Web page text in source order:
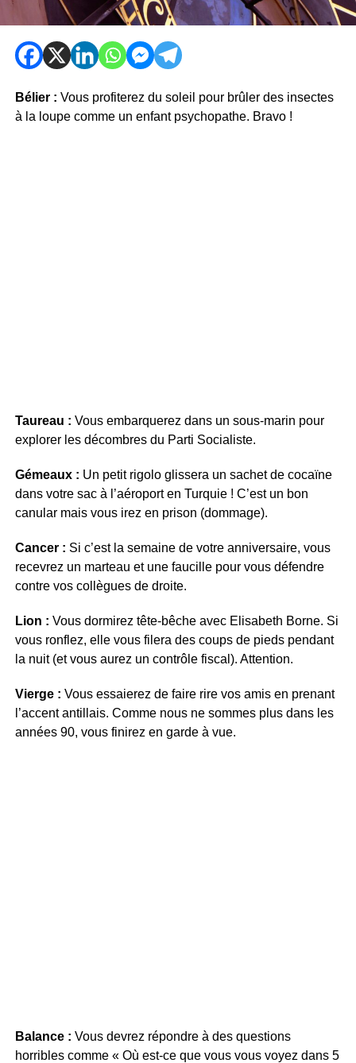
Bélier : Vous profiterez du soleil pour brûler des insectes
à la loupe comme un enfant psychopathe. Bravo !
Taureau : Vous embarquerez dans un sous-marin pour
explorer les décombres du Parti Socialiste.
Gémeaux : Un petit rigolo glissera un sachet de cocaïne
dans votre sac à l’aéroport en Turquie ! C’est un bon
canular mais vous irez en prison (dommage).
Cancer : Si c’est la semaine de votre anniversaire, vous
recevrez un marteau et une faucille pour vous défendre
contre vos collègues de droite.
Lion : Vous dormirez tête-bêche avec Elisabeth Borne. Si
vous ronflez, elle vous filera des coups de pieds pendant
la nuit (et vous aurez un contrôle fiscal). Attention.
Vierge : Vous essaierez de faire rire vos amis en prenant
l’accent antillais. Comme nous ne sommes plus dans les
années 90, vous finirez en garde à vue.
Balance : Vous devrez répondre à des questions
horribles comme « Où est-ce que vous vous voyez dans 5